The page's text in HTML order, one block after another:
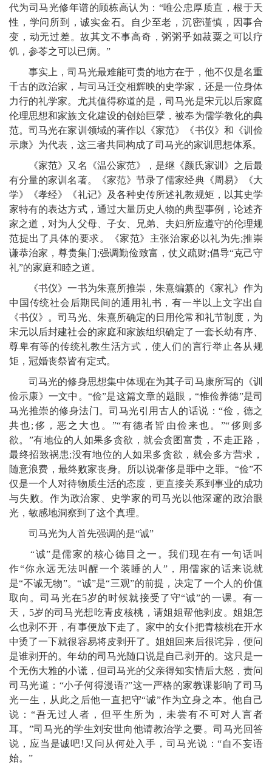
代为司马光修年谱的顾栋高认为：“唯公忠厚质直，根于天
性，学问所到，诚实金石。自少至老，沉密谨慎，因事合
变，动无过差。故其文不事高奇，粥粥乎如菽粟之可以疗
饥，参苓之可以已病。”
事实上，司马光最难能可贵的地方在于，他不仅是名重
千古的政治家，与司马迁交相辉映的史学家，还是一位身体
力行的礼学家。尤其值得称道的是，司马光是宋元以后家庭
伦理思想和家族文化建设的创始巨擘，被奉为儒学教化的典
范。司马光在家训领域的著作以《家范》《书仪》和《训俭
示康》为代表，这三者共同构成了司马光的家训思想体系。
《家范》又名《温公家范》，是继《颜氏家训》之后最
有分量的家训名著。《家范》节录了儒家经典《周易》《大
学》《孝经》《礼记》及各种史传所述礼教规矩，以其史学
家特有的表达方式，通过大量历史人物的典型事例，论述齐
家之道，对为人父母、子女、兄弟、夫妇所应遵守的伦理规
范提出了具体的要求。《家范》主张治家必以礼为先;推崇
谦恭治家，尊贵集门;强调勤俭致富，仗义疏财;倡导“克己守
礼”的家庭和睦之道。
《书仪》一书为朱熹所推崇，朱熹编纂的《家礼》作为
中国传统社会后期民间的通用礼书，有一半以上文字出自
《书仪》。司马光、朱熹所确定的日用伦常和礼节制度，为
宋元以后封建社会的家庭和家族组织确定了一套长幼有序、
尊卑有等的传统礼教生活方式，使人们的言行举止各从规
矩，冠婚丧祭皆有定式。
司马光的修身思想集中体现在为其子司马康所写的《训
俭示康》一文中。“俭”是这篇文章的题眼，“惟俭养德”是司
马光推崇的修身法门。司马光引用古人的话说：“俭，德之
共也;侈，恶之大也。”“有德者皆由俭来也。”“侈则多
欲。”有地位的人如果多贪欲，就会贪图富贵，不走正路，
最终招致祸患;没有地位的人如果多贪欲，就会多方营求，
随意浪费，最终败家丧身。所以说奢侈是罪中之罪。“俭”不
仅是一个人对待物质生活的态度，更直接关系到事业的成功
与失败。作为政治家、史学家的司马光以他深邃的政治眼
光，敏感地洞察到了这个真理。
司马光为人首先强调的是“诚”
“诚”是儒家的核心德目之一。我们现在有一句话叫
作“你永远无法叫醒一个装睡的人”，用儒家的话来说就
是“不诚无物”。“诚”是“三观”的前提，决定了一个人的价值
取向。司马光在5岁的时候就接受了守“诚”的一课。有一
天，5岁的司马光想吃青皮核桃，请姐姐帮他剥皮。姐姐怎
么也剥不开，有事便放下走了。家中的女仆把青核桃在开水
中烫了一下就很容易将皮剥开了。姐姐回来后很诧异，便问
是谁剥开的。年幼的司马光随口说是自己剥开的。这只是一
个无伤大雅的小谎，但司马光的父亲得知实情后大怒，责问
司马光道：“小子何得漫语?”这一严格的家教课影响了司马
光一生，从此之后他一直把守“诚”作为立身之本。他自己
说：“吾无过人者，但平生所为，未尝有不可对人言者
耳。”司马光的学生刘安世向他请教治学之要。司马光回答
说，应当是诚吧!又问从何处入手，司马光说：“自不妄语
始。”